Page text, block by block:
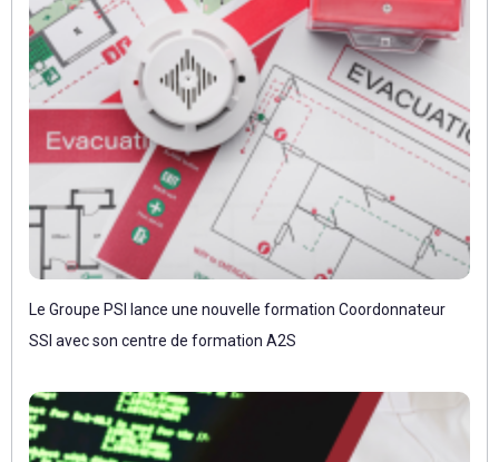
Le Groupe PSI lance une nouvelle formation Coordonnateur
SSI avec son centre de formation A2S